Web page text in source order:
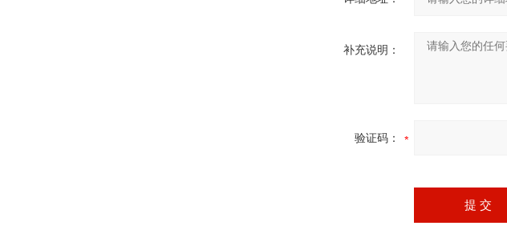
补充说明：
验证码：